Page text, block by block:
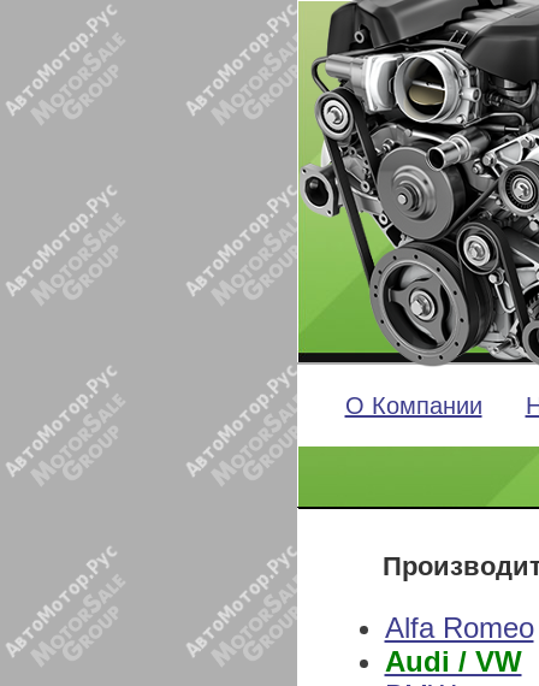
О Компании
Alfa Romeo
Audi / VW